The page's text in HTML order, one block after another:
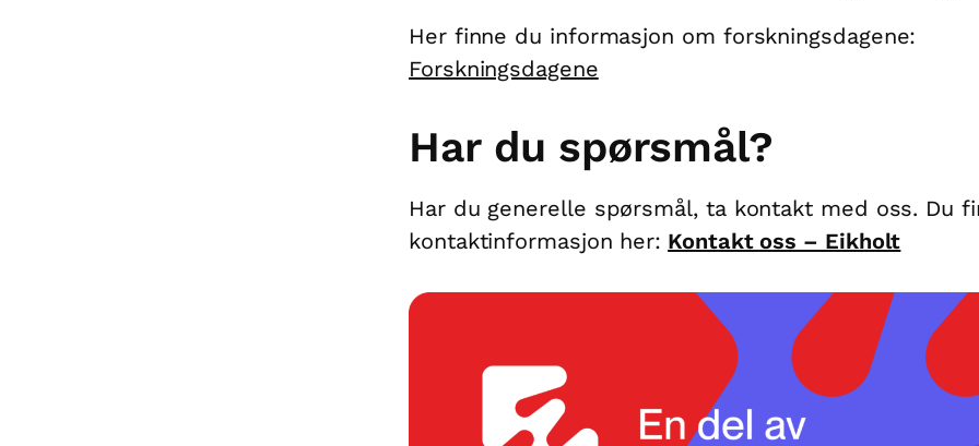
Her finne du informasjon om forskningsdagene:
Forskningsdagene
Har du spørsmål?
Har du generelle spørsmål, ta kontakt med oss. Du
kontaktinformasjon her: Kontakt oss – Eikholt